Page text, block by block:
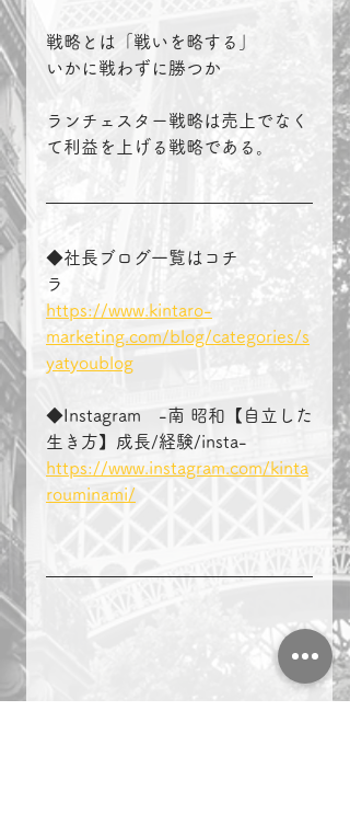
戦略とは「戦いを略する」
いかに戦わずに勝つか
ランチェスター戦略は売上でなく
て利益を上げる戦略である。
◆社長ブログ一覧はコチ
ラ
https://www.kintaro-
marketing.com/blog/categories/s
yatyoublog
◆Instagram　-南 昭和【自立した
生き方】成長/経験/insta-
https://www.instagram.com/kinta
rouminami/